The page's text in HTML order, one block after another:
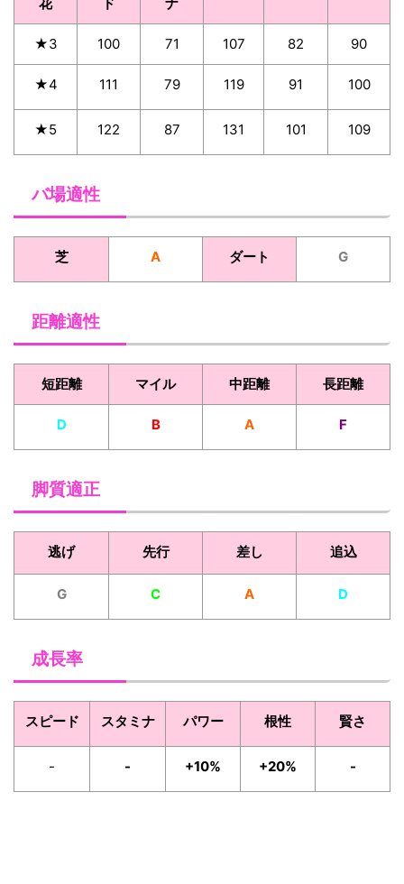
★3 100 71 107 82 90
★4 111 79 119 91 100
★5 122 87 131 101 109
バ場適性
芝 A ダート G
距離適性
短距離 マイル 中距離 長距離
D B A F
脚質適正
逃げ 先行 差し 追込
G C A D
成長率
スピード スタミナ パワー 根性 賢さ
- - +10% +20% -